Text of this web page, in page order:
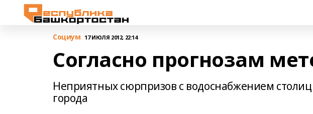
Cоциум 17 ИЮЛЯ 2012, 22:14
Согласно прогнозам
Неприятных сюрпризов с водоснабжением
города